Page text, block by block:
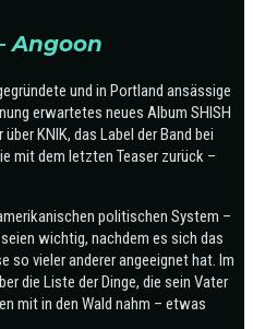
Angoon
und in Portland ansässige
erwartetes neues Album SHISH
KNIK, das Label der Band bei
mit dem letzten Teaser zurück –
politischen System –
wichtig, nachdem es sich das
so vieler anderer angeeignet hat. Im
die Liste der Dinge, die sein Vater
mit in den Wald nahm – etwas